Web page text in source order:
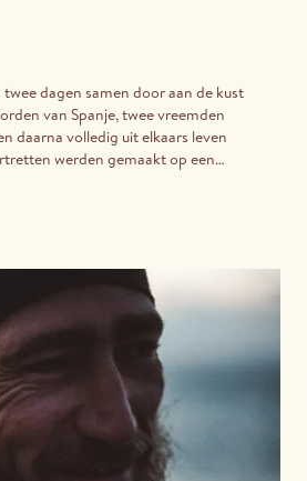
dagen samen door aan de kust
van Spanje, twee vreemden
daarna volledig uit elkaars leven
werden gemaakt op een
de dag tot de zijne maakte.